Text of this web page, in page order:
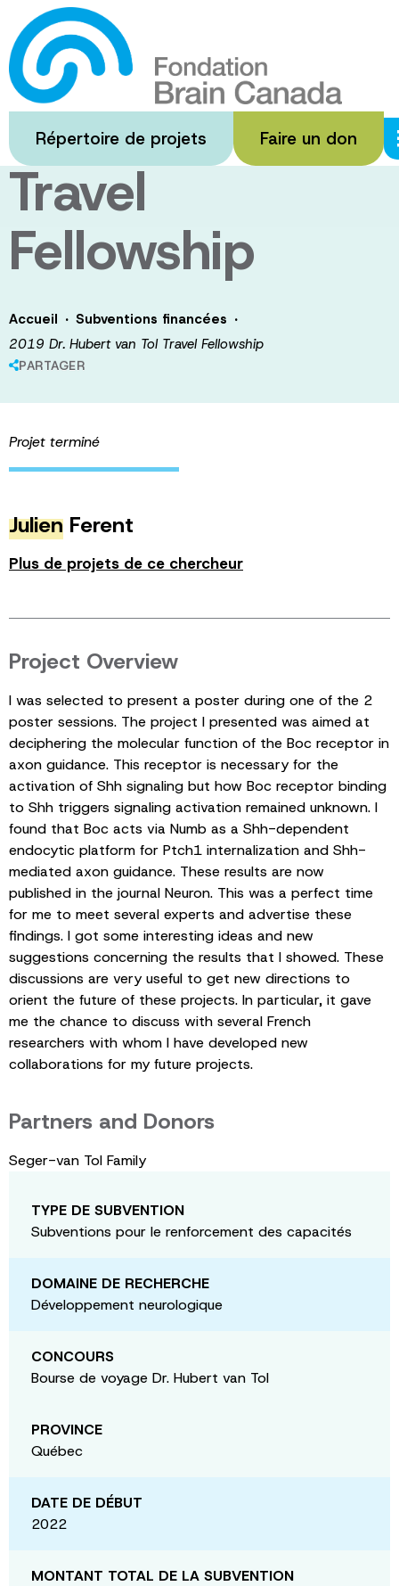
Passer
au
contenu
principal
Répertoire de projets Faire un don
2019 Dr.
Hubert van Tol
Travel
Fellowship
Accueil · Subventions financées ·
2019 Dr. Hubert van Tol Travel Fellowship
PARTAGER
Projet terminé
Julien Ferent
Plus de projets de ce chercheur
Project Overview
I was selected to present a poster during one of the 2
poster sessions. The project I presented was aimed at
deciphering the molecular function of the Boc receptor in
axon guidance. This receptor is necessary for the
activation of Shh signaling but how Boc receptor binding
to Shh triggers signaling activation remained unknown. I
found that Boc acts via Numb as a Shh-dependent
endocytic platform for Ptch1 internalization and Shh-
mediated axon guidance. These results are now
published in the journal Neuron. This was a perfect time
for me to meet several experts and advertise these
findings. I got some interesting ideas and new
suggestions concerning the results that I showed. These
discussions are very useful to get new directions to
orient the future of these projects. In particular, it gave
me the chance to discuss with several French
researchers with whom I have developed new
collaborations for my future projects.
Partners and Donors
Seger-van Tol Family
TYPE DE SUBVENTION
Subventions pour le renforcement des capacités
DOMAINE DE RECHERCHE
Développement neurologique
CONCOURS
Bourse de voyage Dr. Hubert van Tol
PROVINCE
Québec
DATE DE DÉBUT
2022
MONTANT TOTAL DE LA SUBVENTION